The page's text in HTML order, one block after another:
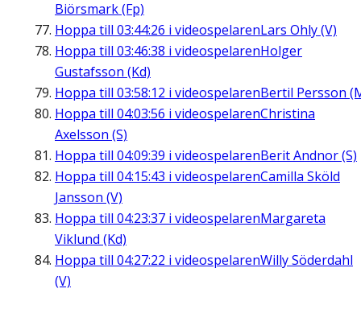
Biörsmark (Fp)
Hoppa till 03:44:26 i videospelarenLars Ohly (V)
Hoppa till 03:46:38 i videospelarenHolger
Gustafsson (Kd)
Hoppa till 03:58:12 i videospelarenBertil Persson
Hoppa till 04:03:56 i videospelarenChristina
Axelsson (S)
Hoppa till 04:09:39 i videospelarenBerit Andnor (S)
Hoppa till 04:15:43 i videospelarenCamilla Sköld
Jansson (V)
Hoppa till 04:23:37 i videospelarenMargareta
Viklund (Kd)
Hoppa till 04:27:22 i videospelarenWilly Söderdahl
(V)